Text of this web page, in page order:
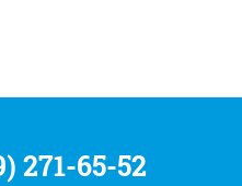
271-65-52